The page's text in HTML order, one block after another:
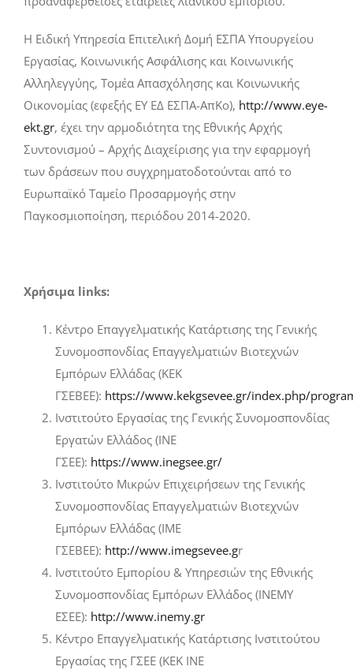
Η Ειδική Υπηρεσία Επιτελική Δομή ΕΣΠΑ Υπουργείου
Εργασίας, Κοινωνικής Ασφάλισης και Κοινωνικής
Αλληλεγγύης, Τομέα Απασχόλησης και Κοινωνικής
Οικονομίας (εφεξής ΕΥ ΕΔ ΕΣΠΑ-ΑπΚο), http://www.eye-
ekt.gr, έχει την αρμοδιότητα της Εθνικής Αρχής
Συντονισμού – Αρχής Διαχείρισης για την εφαρμογή
των δράσεων που συγχρηματοδοτούνται από το
Ευρωπαϊκό Ταμείο Προσαρμογής στην
Παγκοσμιοποίηση, περιόδου 2014-2020.
Χρήσιμα links:
Κέντρο Επαγγελματικής Κατάρτισης της Γενικής
Συνομοσπονδίας Επαγγελματιών Βιοτεχνών
Εμπόρων Ελλάδας (ΚΕΚ
ΓΣΕΒΕΕ): https://www.kekgsevee.gr/index.php/
Ινστιτούτο Εργασίας της Γενικής Συνομοσπονδίας
Εργατών Ελλάδος (ΙΝΕ
ΓΣΕΕ): https://www.inegsee.gr/
Ινστιτούτο Μικρών Επιχειρήσεων της Γενικής
Συνομοσπονδίας Επαγγελματιών Βιοτεχνών
Εμπόρων Ελλάδας (ΙΜΕ
ΓΣΕΒΕΕ): http://www.imegsevee.gr
Ινστιτούτο Εμπορίου & Υπηρεσιών της Εθνικής
Συνομοσπονδίας Εμπόρων Ελλάδος (ΙΝΕΜΥ
ΕΣΕΕ): http://www.inemy.gr
Κέντρο Επαγγελματικής Κατάρτισης Ινστιτούτου
Εργασίας της ΓΣΕΕ (ΚΕΚ ΙΝΕ